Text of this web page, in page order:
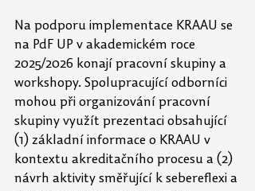
Na podporu implementace KRAAU se
na PdF UP v akademickém roce
2025/2026 konají pracovní skupiny a
workshopy. Spolupracující odborníci
mohou při organizování pracovní
skupiny využít prezentaci obsahující
(1) základní informace o KRAAU v
kontextu akreditačního procesu a (2)
návrh aktivity směřující k sebereflexi a